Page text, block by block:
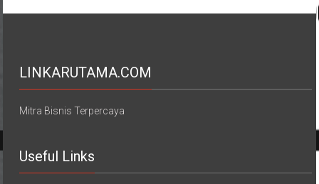
LINKARUTAMA.COM
Mitra Bisnis Terpercaya
Useful Links